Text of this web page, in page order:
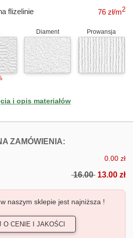
flizelinie 76 zł/m2
Diament Prowansja
i opis materiałów
ZAMÓWIENIA:FOTOTAPETY
0.00 zł
16.00 13.00 zł
naszym sklepie jest najniższa !
O CENIE I JAKOŚCI